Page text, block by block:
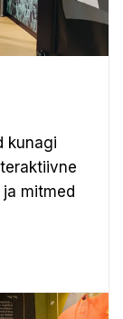
kunagi
mitmed